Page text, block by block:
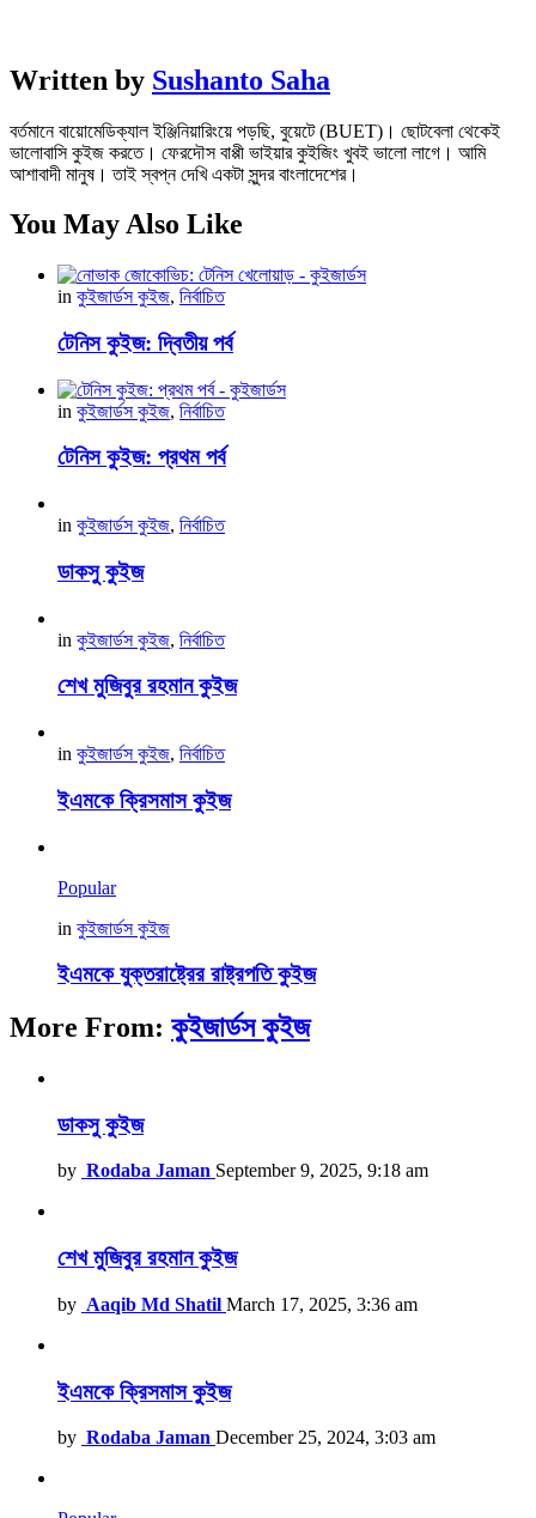
Written by Sushanto Saha
বর্তমানে বায়োমেডিক্যাল ইঞ্জিনিয়ারিংয়ে পড়ছি, বুয়েটে (BUET)। ছোটবেলা থেকেই
ভালোবাসি কুইজ করতে। ফেরদৌস বাপ্পী ভাইয়ার কুইজিং খুবই ভালো লাগে। আমি
আশাবাদী মানুষ। তাই স্বপ্ন দেখি একটা সুন্দর বাংলাদেশের।
You May Also Like
in কুইজার্ডস কুইজ, নির্বাচিত
টেনিস কুইজ: দ্বিতীয় পর্ব
in কুইজার্ডস কুইজ, নির্বাচিত
টেনিস কুইজ: প্রথম পর্ব
in কুইজার্ডস কুইজ, নির্বাচিত
ডাকসু কুইজ
in কুইজার্ডস কুইজ, নির্বাচিত
শেখ মুজিবুর রহমান কুইজ
in কুইজার্ডস কুইজ, নির্বাচিত
ইএমকে ক্রিসমাস কুইজ
Popular
in কুইজার্ডস কুইজ
ইএমকে যুক্তরাষ্ট্রের রাষ্ট্রপতি কুইজ
More From: কুইজার্ডস কুইজ
ডাকসু কুইজ
by Rodaba Jaman September 9, 2025, 9:18 am
শেখ মুজিবুর রহমান কুইজ
by Aaqib Md Shatil March 17, 2025, 3:36 am
ইএমকে ক্রিসমাস কুইজ
by Rodaba Jaman December 25, 2024, 3:03 am